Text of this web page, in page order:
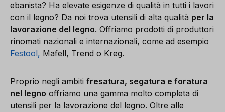
ebanista? Ha elevate esigenze di qualità in tutti i lavori
con il legno? Da noi trova utensili di alta qualità per la
lavorazione del legno. Offriamo prodotti di produttori
rinomati nazionali e internazionali, come ad esempio
Festool, Mafell, Trend o Kreg.
Proprio negli ambiti fresatura, segatura e foratura
nel legno offriamo una gamma molto completa di
utensili per la lavorazione del legno. Oltre alle